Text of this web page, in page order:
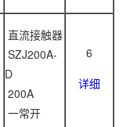
直流接触器
SZJ200A-
D
200A
一常开
6
详细